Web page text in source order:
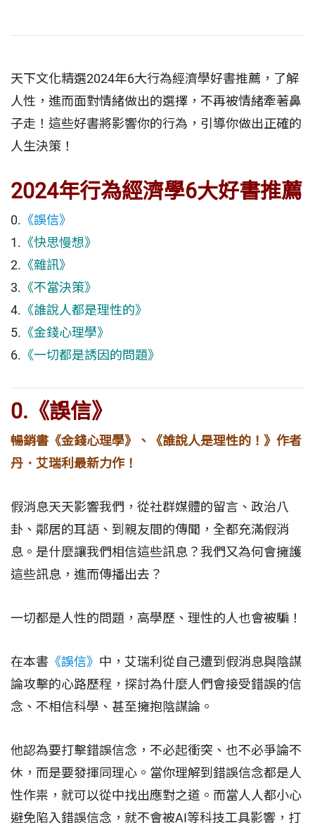
天下文化精選2024年6大行為經濟學好書推薦，了解
人性，進而面對情緒做出的選擇，不再被情緒牽著鼻
子走！這些好書將影響你的行為，引導你做出正確的
人生決策！
2024年行為經濟學6大好書推薦
0. 《誤信》
1. 《快思慢想》
2. 《雜訊》
3. 《不當決策》
4. 《誰說人都是理性的》
5. 《金錢心理學》
6. 《一切都是誘因的問題》
0. 《誤信》
暢銷書《金錢心理學》、《誰說人是理性的！》作者
丹．艾瑞利最新力作！
假消息天天影響我們，從社群媒體的留言、政治八
卦、鄰居的耳語、到親友間的傳聞，全都充滿假消
息。是什麼讓我們相信這些訊息？我們又為何會擁護
這些訊息，進而傳播出去？
一切都是人性的問題，高學歷、理性的人也會被騙！
在本書 《誤信》 中，艾瑞利從自己遭到假消息與陰謀
論攻擊的心路歷程，探討為什麼人們會接受錯誤的信
念、不相信科學、甚至擁抱陰謀論。
他認為要打擊錯誤信念，不必起衝突、也不必爭論不
休，而是要發揮同理心。當你理解到錯誤信念都是人
性作祟，就可以從中找出應對之道。而當人人都小心
避免陷入錯誤信念，就不會被AI等科技工具影響，打